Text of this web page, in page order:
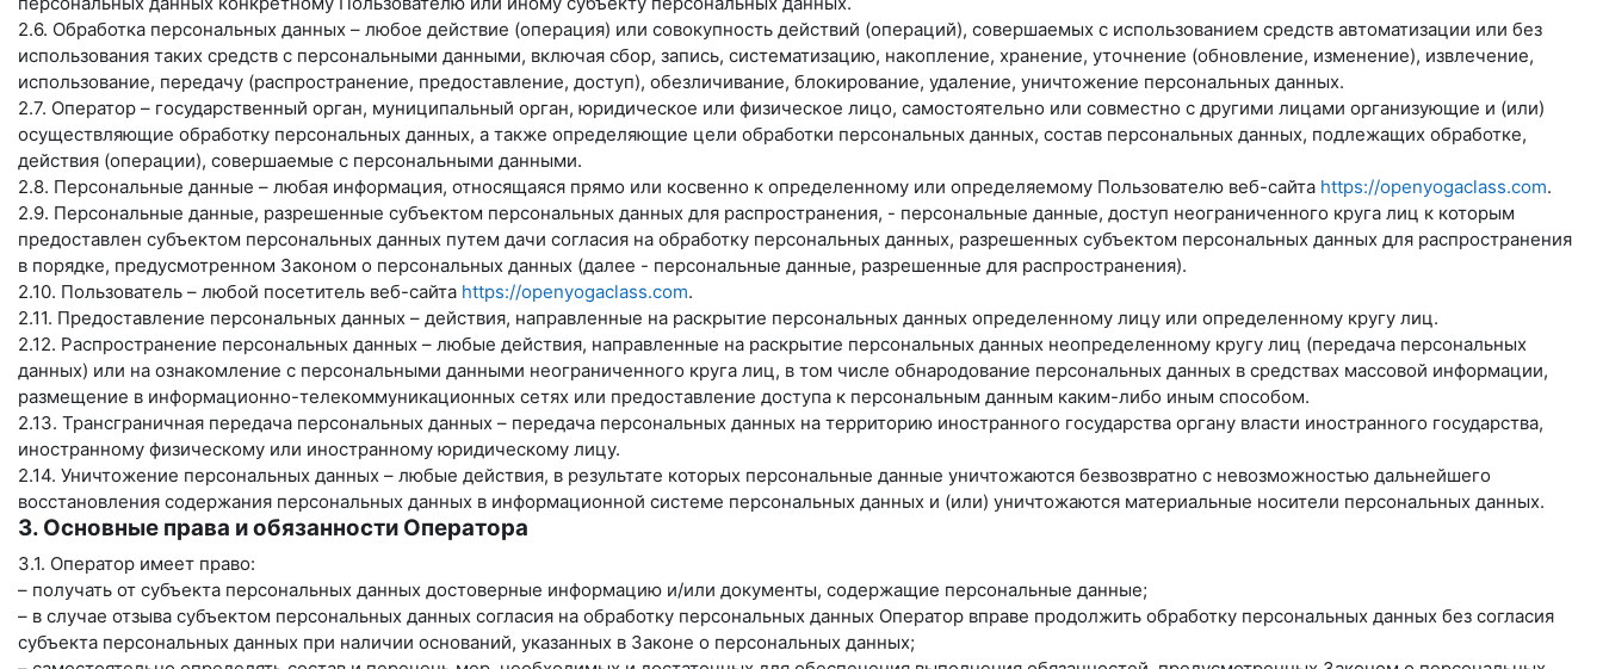
2.6. Обработка персональных данных – любое действие (операция) или совокупность действий (операций), совершаемых с использованием средств автоматизации или без
использования таких средств с персональными данными, включая сбор, запись, систематизацию, накопление, хранение, уточнение (обновление, изменение), извлечение,
использование, передачу (распространение, предоставление, доступ), обезличивание, блокирование, удаление, уничтожение персональных данных.
2.7. Оператор – государственный орган, муниципальный орган, юридическое или физическое лицо, самостоятельно или совместно с другими лицами организующие и (или)
осуществляющие обработку персональных данных, а также определяющие цели обработки персональных данных, состав персональных данных, подлежащих обработке,
действия (операции), совершаемые с персональными данными.
2.8. Персональные данные – любая информация, относящаяся прямо или косвенно к определенному или определяемому Пользователю веб-сайта https://openyogaclass.com.
2.9. Персональные данные, разрешенные субъектом персональных данных для распространения, - персональные данные, доступ неограниченного круга лиц к которым
предоставлен субъектом персональных данных путем дачи согласия на обработку персональных данных, разрешенных субъектом персональных данных для распространения
в порядке, предусмотренном Законом о персональных данных (далее - персональные данные, разрешенные для распространения).
2.10. Пользователь – любой посетитель веб-сайта https://openyogaclass.com.
2.11. Предоставление персональных данных – действия, направленные на раскрытие персональных данных определенному лицу или определенному кругу лиц.
2.12. Распространение персональных данных – любые действия, направленные на раскрытие персональных данных неопределенному кругу лиц (передача персональных
данных) или на ознакомление с персональными данными неограниченного круга лиц, в том числе обнародование персональных данных в средствах массовой информации,
размещение в информационно-телекоммуникационных сетях или предоставление доступа к персональным данным каким-либо иным способом.
2.13. Трансграничная передача персональных данных – передача персональных данных на территорию иностранного государства органу власти иностранного государства,
иностранному физическому или иностранному юридическому лицу.
2.14. Уничтожение персональных данных – любые действия, в результате которых персональные данные уничтожаются безвозвратно с невозможностью дальнейшего
восстановления содержания персональных данных в информационной системе персональных данных и (или) уничтожаются материальные носители персональных данных.
3. Основные права и обязанности Оператора
3.1. Оператор имеет право:
– получать от субъекта персональных данных достоверные информацию и/или документы, содержащие персональные данные;
– в случае отзыва субъектом персональных данных согласия на обработку персональных данных Оператор вправе продолжить обработку персональных данных без согласия
субъекта персональных данных при наличии оснований, указанных в Законе о персональных данных;